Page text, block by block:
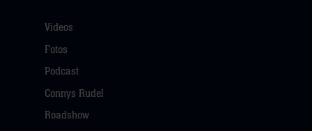
Videos
Fotos
Podcast
Connys Rudel
Roadshow